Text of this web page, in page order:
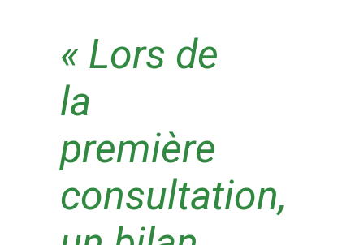
« Lors de
la
première
consultation,